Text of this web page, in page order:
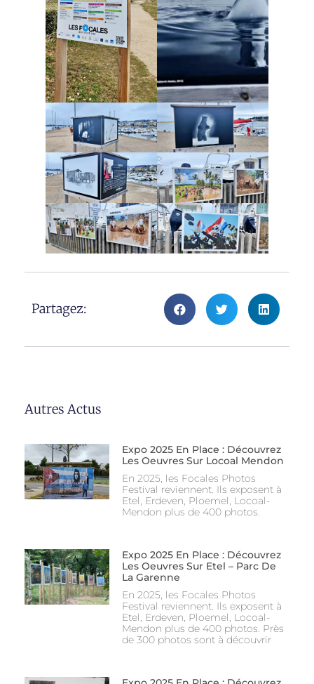
Partagez:
Autres Actus
Expo 2025 En Place : Découvrez
Les Oeuvres Sur Locoal Mendon
En 2025, les Focales Photos
Festival reviennent. Ils exposent à
Etel, Erdeven, Ploemel, Locoal-
Mendon plus de 400 photos.
Expo 2025 En Place : Découvrez
Les Oeuvres Sur Etel – Parc De
La Garenne
En 2025, les Focales Photos
Festival reviennent. Ils exposent à
Etel, Erdeven, Ploemel, Locoal-
Mendon plus de 400 photos. Près
de 300 photos sont à découvrir